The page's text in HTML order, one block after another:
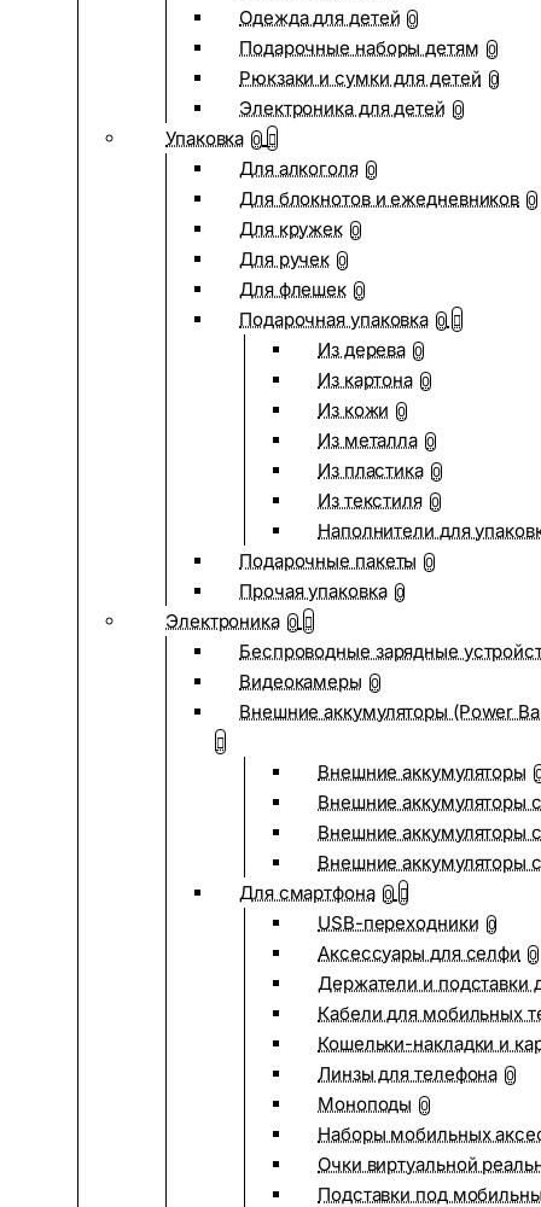
Одежда для детей 0
Подарочные наборы детям 0
Рюкзаки и сумки для детей 0
Электроника для детей 0
Упаковка 0
Для алкоголя 0
Для блокнотов и ежедневников 0
Для кружек 0
Для ручек 0
Для флешек 0
Подарочная упаковка 0
Из дерева 0
Из картона 0
Из кожи 0
Из металла 0
Из пластика 0
Из текстиля 0
Наполнители для
Подарочные пакеты 0
Прочая упаковка 0
Электроника 0
Беспроводные зарядные
Видеокамеры 0
Внешние аккумуляторы (Power
Внешние аккумуляторы
Внешние аккумуляторы
Внешние аккумуляторы
Внешние аккумуляторы
Для смартфона 0
USB-переходники 0
Аксессуары для селфи 0
Держатели и подставки
Кабели для мобильных
Кошельки-накладки и
Линзы для телефона 0
Моноподы 0
Наборы мобильных
Очки виртуальной
Подставки под